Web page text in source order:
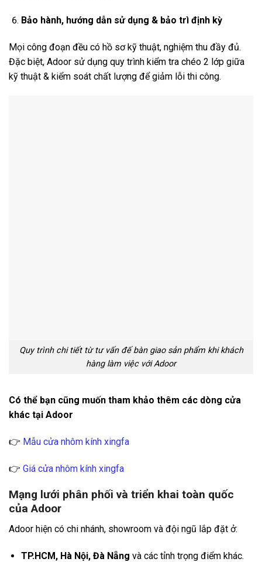
Bảo hành, hướng dẫn sử dụng & bảo trì định kỳ
Mọi công đoạn đều có hồ sơ kỹ thuật, nghiệm thu đầy đủ.
Đặc biệt, Adoor sử dụng quy trình kiểm tra chéo 2 lớp giữa
kỹ thuật & kiểm soát chất lượng để giảm lỗi thi công.
Quy trình chi tiết từ tư vấn đế bàn giao sản phẩm khi khách
hàng làm việc với Adoor
Có thể bạn cũng muốn tham khảo thêm các dòng cửa
khác tại Adoor
👉 Mẫu cửa nhôm kính xingfa
👉 Giá cửa nhôm kính xingfa
Mạng lưới phân phối và triển khai toàn quốc
của Adoor
Adoor hiện có chi nhánh, showroom và đội ngũ lắp đặt ở:
TP.HCM, Hà Nội, Đà Nẵng và các tỉnh trọng điểm khác.